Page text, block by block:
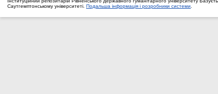
Саутгемптонському університеті. Подальша інформація і розробники системи